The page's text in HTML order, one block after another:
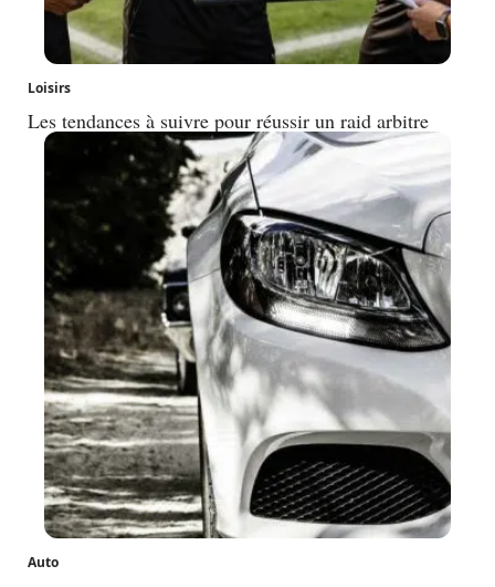
Loisirs
Les tendances à suivre pour réussir un raid arbitre
Auto